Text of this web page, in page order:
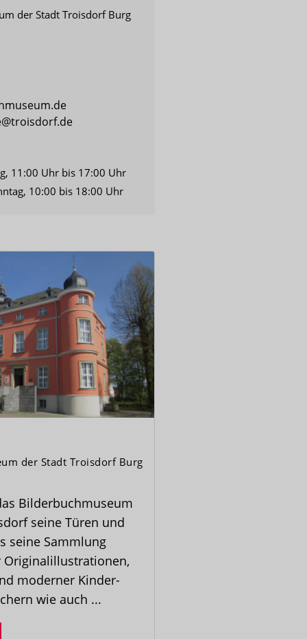
der Stadt Troisdorf Burg
11:00 Uhr bis 17:00 Uhr
10:00 bis 18:00 Uhr
der Stadt Troisdorf Burg
Bilderbuchmuseum
seine Türen und
seine Sammlung
Originalillustrationen,
moderner Kinder-
wie auch ...